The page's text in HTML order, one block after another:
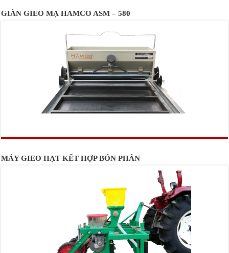
GIÀN GIEO MẠ HAMCO ASM – 580
MÁY GIEO HẠT KẾT HỢP BÓN PHÂN